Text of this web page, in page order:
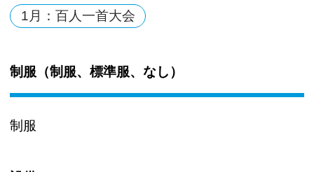
1月：百人一首大会
制服（制服、標準服、なし）
制服